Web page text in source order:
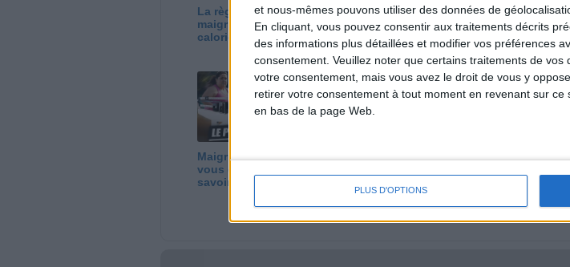
et nous-mêmes pouvons utiliser des données de
En cliquant, vous pouvez consentir aux traitements décrits
des informations plus détaillées et modifier vos préférences
consentement. Veuillez noter que certains traitements de
votre consentement, mais vous avez le droit de vous y
retirer votre consentement à tout moment en revenant sur
en bas de la page Web.
PLUS D'OPTIONS
La règle N°1 pour
maigrir : le déficit
calorique
Perdre 10 kg : ma
méthode est imparable
Et après la
poids ? Je
comment ?
Maigrir vite ? Ce que
vous devez vraiment
savoir !